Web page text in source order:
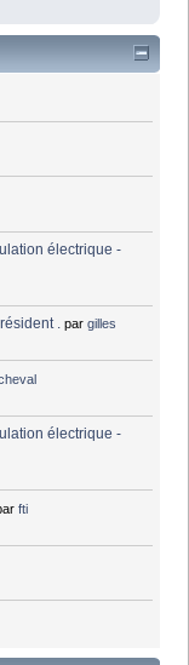
électrique -
. pargilles
électrique -
fti